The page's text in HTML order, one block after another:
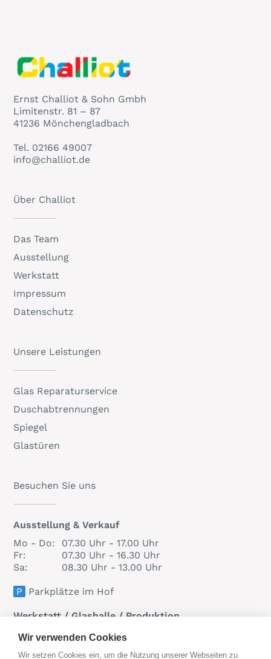
Ernst Challiot & Sohn Gmbh
Limitenstr. 81 – 87
41236 Mönchengladbach
Tel. 02166 49007
info@challiot.de
Über Challiot
Das Team
Ausstellung
Werkstatt
Impressum
Datenschutz
Unsere Leistungen
Glas Reparaturservice
Duschabtrennungen
Spiegel
Glastüren
Besuchen Sie uns
Ausstellung & Verkauf
Mo - Do:
07.30 Uhr - 17.00 Uhr
Fr:
07.30 Uhr - 16.30 Uhr
Sa:
08.30 Uhr - 13.00 Uhr
P Parkplätze im Hof
Werkstatt / Glashalle / Produktion
Mo - Fr:
07.30 Uhr - 17.00 Uhr
Wir verwenden Cookies
Wir setzen Cookies ein, um die Nutzung unserer Webseiten zu